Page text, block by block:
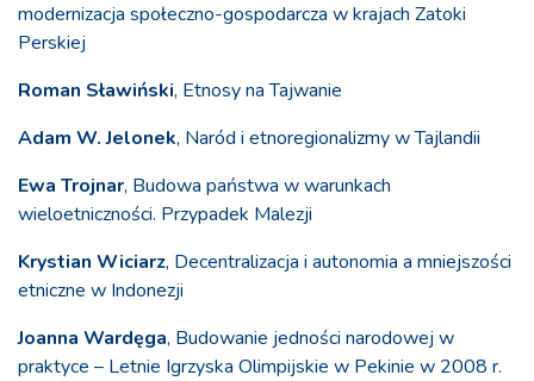
modernizacja społeczno-gospodarcza w krajach Zatoki
Perskiej
Roman Sławiński, Etnosy na Tajwanie
Adam W. Jelonek, Naród i etnoregionalizmy w Tajlandii
Ewa Trojnar, Budowa państwa w warunkach
wieloetniczności. Przypadek Malezji
Krystian Wiciarz, Decentralizacja i autonomia a mniejszości
etniczne w Indonezji
Joanna Wardęga, Budowanie jedności narodowej w
praktyce – Letnie Igrzyska Olimpijskie w Pekinie w 2008 r.